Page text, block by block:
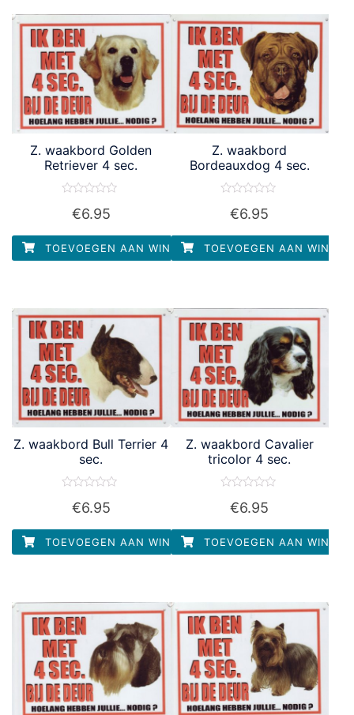
Z. waakbord Golden
Retriever 4 sec.
5
€6.95
TOEVOEGEN AAN WINKELWAGEN
Z. waakbord
Bordeauxdog 4 sec.
5
€6.95
TOEVOEGEN AAN
Z. waakbord Bull Terrier 4
sec.
5
€6.95
TOEVOEGEN AAN WINKELWAGEN
Z. waakbord Cavalier
tricolor 4 sec.
5
€6.95
TOEVOEGEN AAN